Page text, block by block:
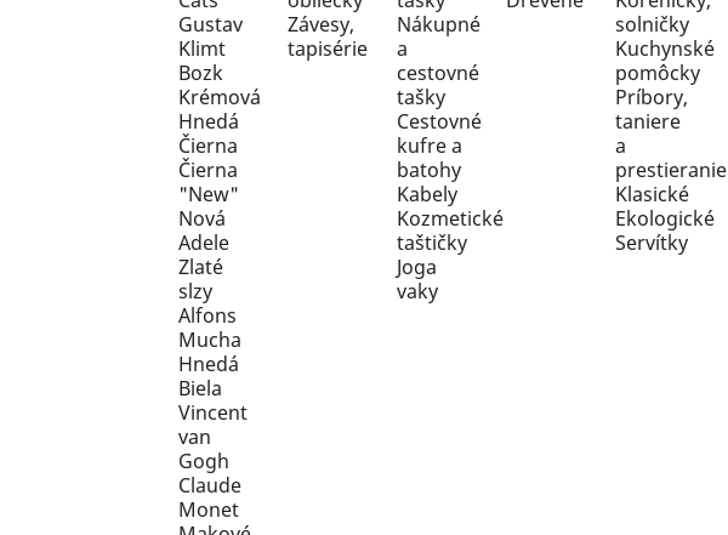
Gustav
Klimt
Bozk
Krémová
Hnedá
Čierna
Čierna
"New"
Nová
Adele
Zlaté
slzy
Alfons
Mucha
Hnedá
Biela
Vincent
van
Gogh
Claude
Monet
Závesy,
tapisérie
Nákupné
a
cestovné
tašky
Cestovné
kufre a
batohy
Kabely
Kozmetické
taštičky
Joga
vaky
solničky
Kuchynské
pomôcky
Príbory,
taniere
a
prestieranie
Klasické
Ekologické
Servítky